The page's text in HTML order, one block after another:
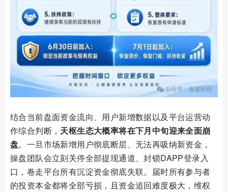
结合当前盘面资金流向、用户新增数据以及平台运营动
作综合判断， 天枢生态大概率将在下月中旬迎来全面崩
盘。一旦市场新增用户彻底断层、无法再吸纳新资金，
操盘团队会立刻关停全部提现通道、封锁DAPP登录入
口，卷走平台所有沉淀资金彻底失联。届时所有参与者
的投资本金都将全部亏损，且资金追回难度极大，维权